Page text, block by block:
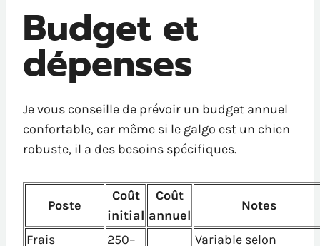
Budget et
dépenses
Je vous conseille de prévoir un budget annuel
confortable, car même si le galgo est un chien
robuste, il a des besoins spécifiques.
Poste
Coût
initial
Coût
annuel
Notes
Frais
250–
Variable selon